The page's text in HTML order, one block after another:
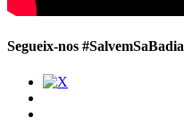
Segueix-nos #SalvemSaBadia